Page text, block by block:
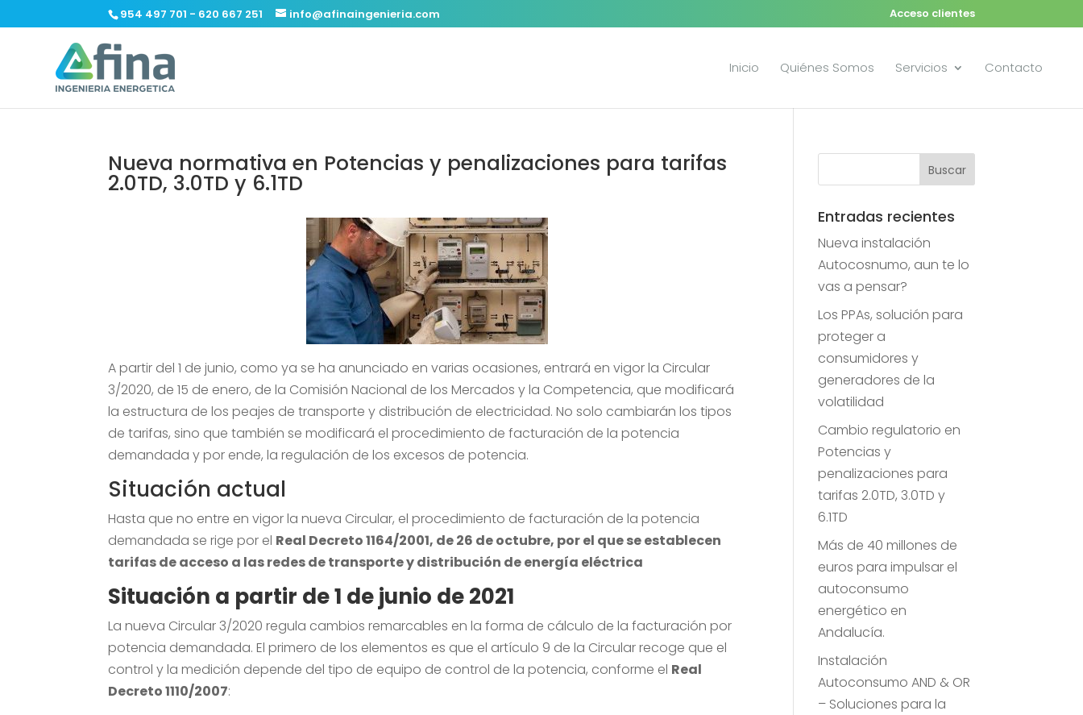
954 497 701 - 620 667 251 info@afinaingenieria.com Acceso clientes
Inicio Quiénes Somos Servicios Contacto
Nueva normativa en Potencias y penalizaciones para tarifas
2.0TD, 3.0TD y 6.1TD
A partir del 1 de junio, como ya se ha anunciado en varias ocasiones, entrará en vigor la Circular
3/2020, de 15 de enero, de la Comisión Nacional de los Mercados y la Competencia, que modificará
la estructura de los peajes de transporte y distribución de electricidad. No solo cambiarán los tipos
de tarifas, sino que también se modificará el procedimiento de facturación de la potencia
demandada y por ende, la regulación de los excesos de potencia.
Situación actual
Hasta que no entre en vigor la nueva Circular, el procedimiento de facturación de la potencia
demandada se rige por el Real Decreto 1164/2001, de 26 de octubre, por el que se establecen
tarifas de acceso a las redes de transporte y distribución de energía eléctrica
Situación a partir de 1 de junio de 2021
La nueva Circular 3/2020 regula cambios remarcables en la forma de cálculo de la facturación por
potencia demandada. El primero de los elementos es que el artículo 9 de la Circular recoge que el
control y la medición depende del tipo de equipo de control de la potencia, conforme el Real
Decreto 1110/2007:
Entradas recientes
Nueva instalación
Autocosnumo, aun te lo
vas a pensar?
Los PPAs, solución para
proteger a
consumidores y
generadores de la
volatilidad
Cambio regulatorio en
Potencias y
penalizaciones para
tarifas 2.0TD, 3.0TD y
6.1TD
Más de 40 millones de
euros para impulsar el
autoconsumo
energético en
Andalucía.
Instalación
Autoconsumo AND & OR
– Soluciones para la